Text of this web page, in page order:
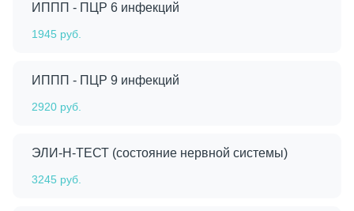
ИППП - ПЦР 6 инфекций
1945 руб.
ИППП - ПЦР 9 инфекций
2920 руб.
ЭЛИ-Н-ТЕСТ (состояние нервной системы)
3245 руб.